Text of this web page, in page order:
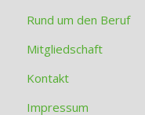
Rund um den Beruf
Mitgliedschaft
Kontakt
Impressum